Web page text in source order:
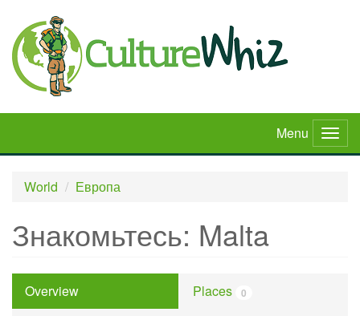
main
content
Menu
World
Европа
Знакомьтесь: Malta
Overview Places 0